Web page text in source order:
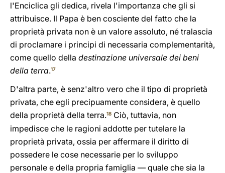
l'Enciclica gli dedica, rivela l'importanza che gli si
attribuisce. Il Papa è ben cosciente del fatto che la
proprietà privata non è un valore assoluto, né tralascia
di proclamare i principi di necessaria complementarità,
come quello della destinazione universale dei beni
della terra.17
D'altra parte, è senz'altro vero che il tipo di proprietà
privata, che egli precipuamente considera, è quello
della proprietà della terra.18 Ciò, tuttavia, non
impedisce che le ragioni addotte per tutelare la
proprietà privata, ossia per affermare il diritto di
possedere le cose necessarie per lo sviluppo
personale e della propria famiglia — quale che sia la